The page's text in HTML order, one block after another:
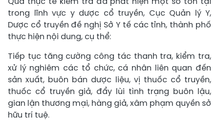
trong lĩnh vực y dược cổ truyền, Cục Quản lý Y,
Dược cổ truyền đề nghị Sở Y tế các tỉnh, thành phố
thực hiện nội dung, cụ thể:
Tiếp tục tăng cường công tác thanh tra, kiểm tra,
xử lý nghiêm các tổ chức, cá nhân liên quan đến
sản xuất, buôn bán dược liệu, vị thuốc cổ truyền,
thuốc cổ truyền giả, đẩy lùi tình trạng buôn lậu,
gian lận thương mại, hàng giả, xâm phạm quyền sở
hữu trí tuệ.